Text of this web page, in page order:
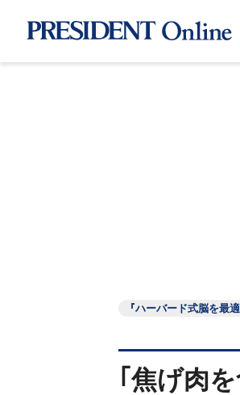
『ハーバード式脳を最
｢焦げ肉